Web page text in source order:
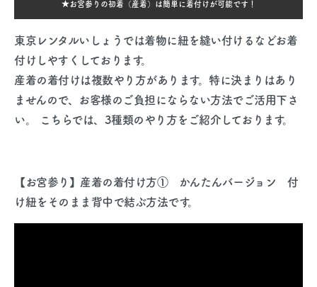
★お宮参りの初着（産着）は簡単に着付けが可能です！
東京レンタルいしょうでは着物に紐を縫い付けるなどお着
付けしやすくしております。
産着の着付けは複数やり方があります。特に決まりはあり
ませんので、お客様のご負担にならない方法でご活用下さ
い。
こちらでは、3種類のやり方をご紹介しております。
【お宮参り】産着の着付け方① かんたんバージョン 付
け紐をそのまま背中で結ぶ方法です。